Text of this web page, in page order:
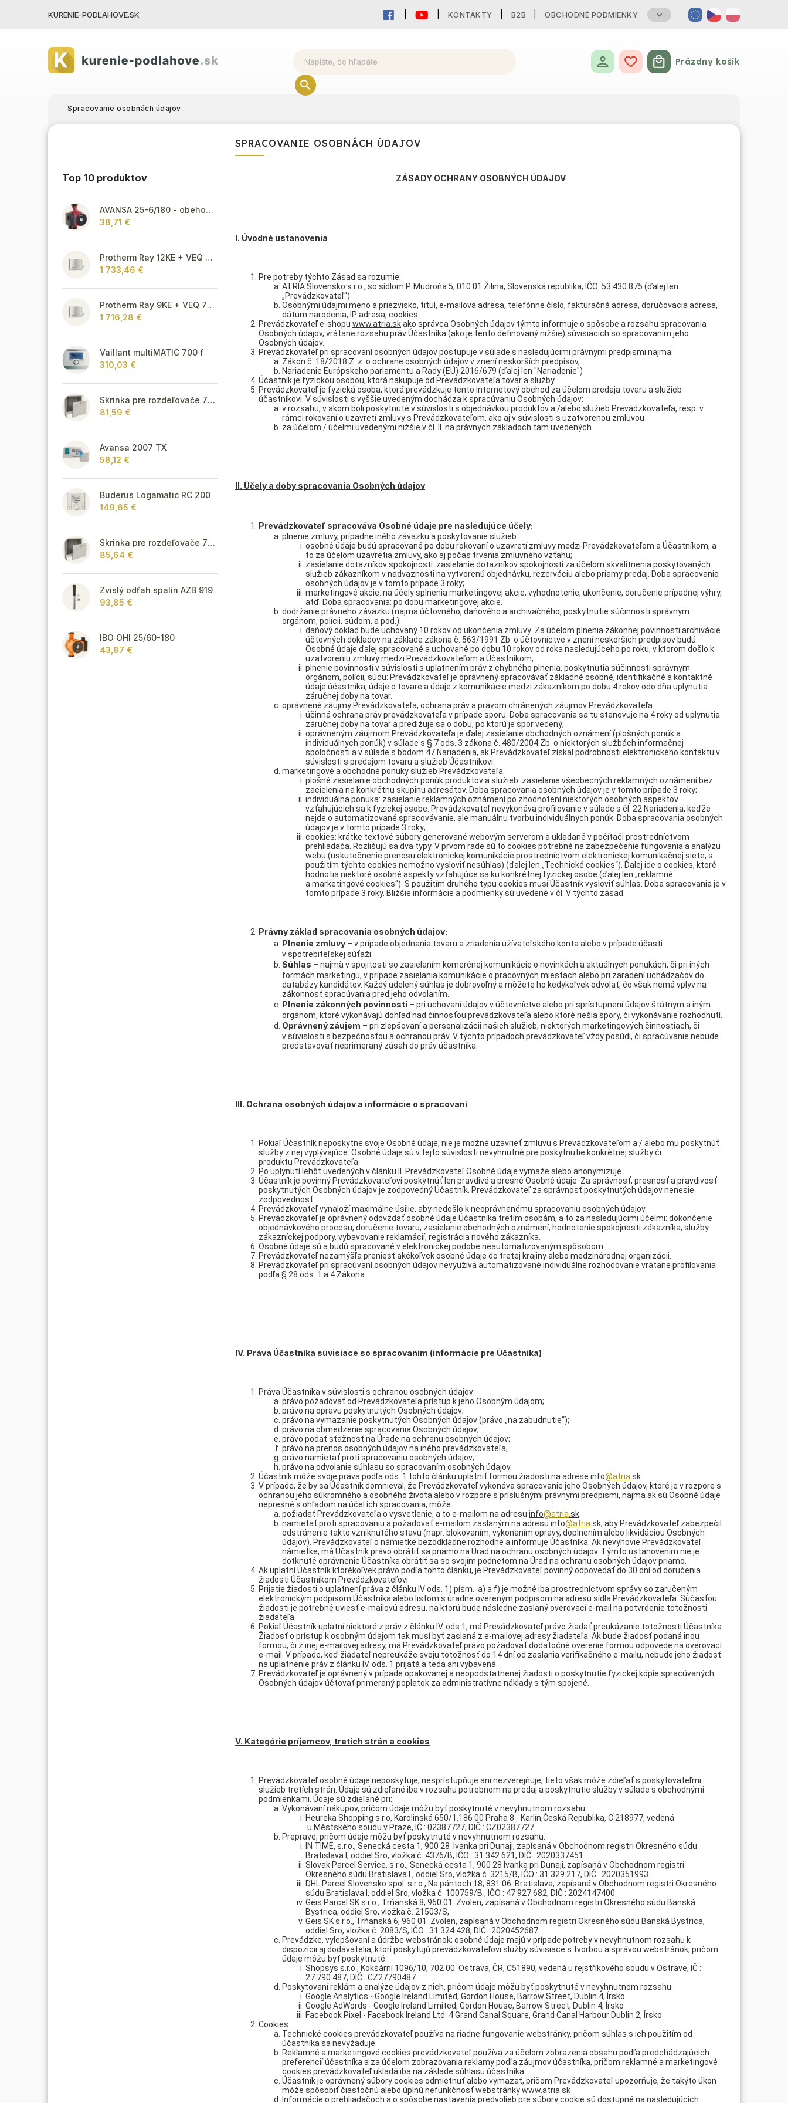
KURENIE-PODLAHOVE.SK KONTAKTY B2B OBCHODNÉ PODMIENKY
Nákupný košík
Prázdny košík
Spracovanie osobnách údajov
Top 10 produktov
AVANSA 25-6/180 - obehové čerpadlo, pripojovací závit 6/4"
38,71 €
Protherm Ray 12KE + VEQ 75 + Thermolink P
1 733,46 €
Protherm Ray 9KE + VEQ 75 + Thermolink P
1 716,28 €
Vaillant multiMATIC 700 f
310,03 €
Skrinka pre rozdeľovače 715 mm - podomietková
81,59 €
Avansa 2007 TX
58,12 €
Buderus Logamatic RC 200
149,65 €
Skrinka pre rozdeľovače 795 mm - podomietková
85,64 €
Zvislý odťah spalín AZB 919
93,85 €
IBO OHI 25/60-180
43,87 €
SPRACOVANIE OSOBNÁCH ÚDAJOV
ZÁSADY OCHRANY OSOBNÝCH ÚDAJOV
I. Úvodné ustanovenia
Pre potreby týchto Zásad sa rozumie:
ATRIA Slovensko s.r.o., so sídlom P. Mudroňa 5, 010 01 Žilina, Slovenská republika, IČO: 53 430 875 (ďalej len
„Prevádzkovateľ“)
Osobnými údajmi meno a priezvisko, titul, e-mailová adresa, telefónne číslo, fakturačná adresa, doručovacia adresa,
dátum narodenia, IP adresa, cookies.
Prevádzkovateľ e-shopu www.atria.skako správca Osobných údajov týmto informuje o spôsobe a rozsahu spracovania
Osobných údajov, vrátane rozsahu práv Účastníka (ako je tento definovaný nižšie) súvisiacich so spracovaním jeho
Osobných údajov.
Prevádzkovateľ pri spracovaní osobných údajov postupuje v súlade s nasledujúcimi právnymi predpismi najmä:
Zákon č. 18/2018 Z. z. o ochrane osobných údajov v znení neskorších predpisov,
Nariadenie Európskeho parlamentu a Rady (EÚ) 2016/679 (ďalej len "Nariadenie")
Účastník je fyzickou osobou, ktorá nakupuje od Prevádzkovateľa tovar a služby.
Prevádzkovateľ je fyzická osoba, ktorá prevádzkuje tento internetový obchod za účelom predaja tovaru a služieb
účastníkovi. V súvislosti s vyššie uvedeným dochádza k spracúvaniu Osobných údajov:
v rozsahu, v akom boli poskytnuté v súvislosti s objednávkou produktov a /alebo služieb Prevádzkovateľa, resp. v
rámci rokovaní o uzavretí zmluvy s Prevádzkovateľom, ako aj v súvislosti s uzatvorenou zmluvou
za účelom / účelmi uvedenými nižšie v čl. II. na právnych základoch tam uvedených
II. Účely a doby spracovania Osobných údajov
Prevádzkovateľ spracováva Osobné údaje pre nasledujúce účely:
plnenie zmluvy, prípadne iného záväzku a poskytovanie služieb:
osobné údaje budú spracované po dobu rokovaní o uzavretí zmluvy medzi Prevádzkovateľom a Účastníkom, a
to za účelom uzavretia zmluvy, ako aj počas trvania zmluvného vzťahu;
zasielanie dotazníkov spokojnosti: zasielanie dotazníkov spokojnosti za účelom skvalitnenia poskytovaných
služieb zákazníkom v nadväznosti na vytvorenú objednávku, rezerváciu alebo priamy predaj. Doba spracovania
osobných údajov je v tomto prípade 3 roky;
marketingové akcie: na účely splnenia marketingovej akcie, vyhodnotenie, ukončenie, doručenie prípadnej výhry,
atď. Doba spracovania: po dobu marketingovej akcie.
dodržanie právneho záväzku (najmä účtovného, daňového a archivačného, poskytnutie súčinnosti správnym
orgánom, polícii, súdom, a pod.):
daňový doklad bude uchovaný 10 rokov od ukončenia zmluvy: Za účelom plnenia zákonnej povinnosti archivácie
účtovných dokladov na základe zákona č. 563/1991 Zb. o účtovníctve v znení neskorších predpisov budú
Osobné údaje ďalej spracované a uchované po dobu 10 rokov od roka nasledujúceho po roku, v ktorom došlo k
uzatvoreniu zmluvy medzi Prevádzkovateľom a Účastníkom;
plnenie povinností v súvislosti s uplatnením práv z chybného plnenia, poskytnutia súčinnosti správnym
orgánom, polícii, súdu: Prevádzkovateľ je oprávnený spracovávať základné osobné, identifikačné a kontaktné
údaje účastníka, údaje o tovare a údaje z komunikácie medzi zákazníkom po dobu 4 rokov odo dňa uplynutia
záručnej doby na tovar.
oprávnené záujmy Prevádzkovateľa, ochrana práv a právom chránených záujmov Prevádzkovateľa:
účinná ochrana práv prevádzkovateľa v prípade sporu. Doba spracovania sa tu stanovuje na 4 roky od uplynutia
záručnej doby na tovar a predlžuje sa o dobu, po ktorú je spor vedený;
oprávneným záujmom Prevádzkovateľa je ďalej zasielanie obchodných oznámení (plošných ponúk a
individuálnych ponúk) v súlade s § 7 ods. 3 zákona č. 480/2004 Zb. o niektorých službách informačnej
spoločnosti a v súlade s bodom 47 Nariadenia, ak Prevádzkovateľ získal podrobnosti elektronického kontaktu v
súvislosti s predajom tovaru a služieb Účastníkovi.
marketingové a obchodné ponuky služieb Prevádzkovateľa:
plošné zasielanie obchodných ponúk produktov a služieb: zasielanie všeobecných reklamných oznámení bez
zacielenia na konkrétnu skupinu adresátov. Doba spracovania osobných údajov je v tomto prípade 3 roky;
individuálna ponuka: zasielanie reklamných oznámení po zhodnotení niektorých osobných aspektov
vzťahujúcich sa k fyzickej osobe. Prevádzkovateľ nevykonáva profilovanie v súlade s čl. 22 Nariadenia, keďže
nejde o automatizované spracovávanie, ale manuálnu tvorbu individuálnych ponúk. Doba spracovania osobných
údajov je v tomto prípade 3 roky;
cookies: krátke textové súbory generované webovým serverom a ukladané v počítači prostredníctvom
prehliadača. Rozlišujú sa dva typy. V prvom rade sú to cookies potrebné na zabezpečenie fungovania a analýzu
webu (uskutočnenie prenosu elektronickej komunikácie prostredníctvom elektronickej komunikačnej siete, s
použitím týchto cookies nemožno vysloviť nesúhlas) (ďalej len „Technické cookies“). Ďalej ide o cookies, ktoré
hodnotia niektoré osobné aspekty vzťahujúce sa ku konkrétnej fyzickej osobe (ďalej len „reklamné
a marketingové cookies“). S použitím druhého typu cookies musí Účastník vysloviť súhlas. Doba spracovania je v
tomto prípade 3 roky. Bližšie informácie a podmienky sú uvedené v čl. V týchto zásad.
Právny základ spracovania osobných údajov:
Plnenie zmluvy – v prípade objednania tovaru a zriadenia užívateľského konta alebo v prípade účasti
v spotrebiteľskej súťaži.
Súhlas – najmä v spojitosti so zasielaním komerčnej komunikácie o novinkách a aktuálnych ponukách, či pri iných
formách marketingu, v prípade zasielania komunikácie o pracovných miestach alebo pri zaradení uchádzačov do
databázy kandidátov. Každý udelený súhlas je dobrovoľný a môžete ho kedykoľvek odvolať, čo však nemá vplyv na
zákonnosť spracúvania pred jeho odvolaním.
Plnenie zákonných povinností – pri uchovaní údajov v účtovníctve alebo pri sprístupnení údajov štátnym a iným
orgánom, ktoré vykonávajú dohľad nad činnosťou prevádzkovateľa alebo ktoré riešia spory, či vykonávanie rozhodnutí.
Oprávnený záujem – pri zlepšovaní a personalizácii našich služieb, niektorých marketingových činnostiach, či
v súvislosti s bezpečnosťou a ochranou práv. V týchto prípadoch prevádzkovateľ vždy posúdi, či spracúvanie nebude
predstavovať neprimeraný zásah do práv účastníka.
III. Ochrana osobných údajov a informácie o spracovaní
Pokiaľ Účastník neposkytne svoje Osobné údaje, nie je možné uzavrieť zmluvu s Prevádzkovateľom a / alebo mu poskytnúť
služby z nej vyplývajúce. Osobné údaje sú v tejto súvislosti nevyhnutné pre poskytnutie konkrétnej služby či
produktu Prevádzkovateľa.
Po uplynutí lehôt uvedených v článku II. Prevádzkovateľ Osobné údaje vymaže alebo anonymizuje.
Účastník je povinný Prevádzkovateľovi poskytnúť len pravdivé a presné Osobné údaje. Za správnosť, presnosť a pravdivosť
poskytnutých Osobných údajov je zodpovedný Účastník. Prevádzkovateľ za správnosť poskytnutých údajov nenesie
zodpovednosť.
Prevádzkovateľ vynaloží maximálne úsilie, aby nedošlo k neoprávnenému spracovaniu osobných údajov.
Prevádzkovateľ je oprávnený odovzdať osobné údaje Účastníka tretím osobám, a to za nasledujúcimi účelmi: dokončenie
objednávkového procesu, doručenie tovaru, zasielanie obchodných oznámení, hodnotenie spokojnosti zákazníka, služby
zákazníckej podpory, vybavovanie reklamácií, registrácia nového zákazníka.
Osobné údaje sú a budú spracované v elektronickej podobe neautomatizovaným spôsobom.
Prevádzkovateľ nezamýšľa preniesť akékoľvek osobné údaje do tretej krajiny alebo medzinárodnej organizácii.
Prevádzkovateľ pri spracúvaní osobných údajov nevyužíva automatizované individuálne rozhodovanie vrátane profilovania
podľa § 28 ods. 1 a 4 Zákona.
IV. Práva Účastníka súvisiace so spracovaním (informácie pre Účastníka)
Práva Účastníka v súvislosti s ochranou osobných údajov:
právo požadovať od Prevádzkovateľa prístup k jeho Osobným údajom;
právo na opravu poskytnutých Osobných údajov;
právo na vymazanie poskytnutých Osobných údajov (právo „na zabudnutie“);
právo na obmedzenie spracovania Osobných údajov;
právo podať sťažnosť na Úrade na ochranu osobných údajov;
právo na prenos osobných údajov na iného prevádzkovateľa;
právo namietať proti spracovaniu osobných údajov;
právo na odvolanie súhlasu so spracovaním osobných údajov.
Účastník môže svoje práva podľa ods. 1 tohto článku uplatniť formou žiadosti na adrese info@atria .sk
V prípade, že by sa Účastník domnieval, že Prevádzkovateľ vykonáva spracovanie jeho Osobných údajov, ktoré je v rozpore s
ochranou jeho súkromného a osobného života alebo v rozpore s príslušnými právnymi predpismi, najmä ak sú Osobné údaje
nepresné s ohľadom na účel ich spracovania, môže:
požiadať Prevádzkovateľa o vysvetlenie, a to e-mailom na adresu info@atria .sk
namietať proti spracovaniu a požadovať e-mailom zaslaným na adresu info@atria .sk, aby Prevádzkovateľ zabezpečil
odstránenie takto vzniknutého stavu (napr. blokovaním, vykonaním opravy, doplnením alebo likvidáciou Osobných
údajov). Prevádzkovateľ o námietke bezodkladne rozhodne a informuje Účastníka. Ak nevyhovie Prevádzkovateľ
námietke, má Účastník právo obrátiť sa priamo na Úrad na ochranu osobných údajov. Týmto ustanovením nie je
dotknuté oprávnenie Účastníka obrátiť sa so svojím podnetom na Úrad na ochranu osobných údajov priamo.
Ak uplatní Účastník ktorékoľvek právo podľa tohto článku, je Prevádzkovateľ povinný odpovedať do 30 dní od doručenia
žiadosti Účastníkom Prevádzkovateľovi.
Prijatie žiadosti o uplatnení práva z článku IV ods. 1) písm. a) a f) je možné iba prostredníctvom správy so zaručeným
elektronickým podpisom Účastníka alebo listom s úradne overeným podpisom na adresu sídla Prevádzkovateľa. Súčasťou
žiadosti je potrebné uviesť e-mailovú adresu, na ktorú bude následne zaslaný overovací e-mail na potvrdenie totožnosti
žiadateľa.
Pokiaľ Účastník uplatní niektoré z práv z článku IV. ods.1, má Prevádzkovateľ právo žiadať preukázanie totožnosti Účastníka.
Žiadosť o prístup k osobným údajom tak musí byť zaslaná z e-mailovej adresy žiadateľa. Ak bude žiadosť podaná inou
formou, či z inej e-mailovej adresy, má Prevádzkovateľ právo požadovať dodatočné overenie formou odpovede na overovací
e-mail. V prípade, keď žiadateľ nepreukáže svoju totožnosť do 14 dní od zaslania verifikačného e-mailu, nebude jeho žiadosť
na uplatnenie práv z článku IV. ods. 1 prijatá a teda ani vybavená.
Prevádzkovateľ je oprávnený v prípade opakovanej a neopodstatnenej žiadosti o poskytnutie fyzickej kópie spracúvaných
Osobných údajov účtovať primeraný poplatok za administratívne náklady s tým spojené.
V. Kategórie príjemcov, tretích strán a cookies
Prevádzkovateľ osobné údaje neposkytuje, nesprístupňuje ani nezverejňuje, tieto však môže zdieľať s poskytovateľmi
služieb tretích strán. Údaje sú zdieľané iba v rozsahu potrebnom na predaj a poskytnutie služby v súlade s obchodnými
podmienkami. Údaje sú zdieľané pri:
Vykonávaní nákupov, pričom údaje môžu byť poskytnuté v nevyhnutnom rozsahu:
Heureka Shopping s.r.o, Karolinská 650/1,186 00 Praha 8 - Karlín,Česká Republika, C 218977, vedená
u Městského soudu v Praze, IČ : 02387727, DIČ : CZ02387727
Preprave, pričom údaje môžu byť poskytnuté v nevyhnutnom rozsahu:
IN TIME, s.r.o., Senecká cesta 1, 900 28 Ivanka pri Dunaji, zapísaná v Obchodnom registri Okresného súdu
Bratislava I, oddiel Sro, vložka č. 4376/B, IČO : 31 342 621, DIČ : 2020337451
Slovak Parcel Service, s.r.o., Senecká cesta 1, 900 28 Ivanka pri Dunaji, zapísaná v Obchodnom registri
Okresného súdu Bratislava I., oddiel Sro, vložka č. 3215/B, IČO : 31 329 217, DIČ : 2020351993
DHL Parcel Slovensko spol. s r.o., Na pántoch 18, 831 06 Bratislava, zapísaná v Obchodnom registri Okresného
súdu Bratislava I, oddiel Sro, vložka č. 100759/B , IČO : 47 927 682, DIČ : 2024147400
Geis Parcel SK s.r.o., Trňanská 8, 960 01 Zvolen, zapísaná v Obchodnom registri Okresného súdu Banská
Bystrica, oddiel Sro, vložka č. 21503/S,
Geis SK s.r.o., Trňanská 6, 960 01 Zvolen, zapísaná v Obchodnom registri Okresného súdu Banská Bystrica,
oddiel Sro, vložka č. 2083/S, IČO : 31 324 428, DIČ : 2020452687
Prevádzke, vylepšovaní a údržbe webstránok; osobné údaje majú v prípade potreby v nevyhnutnom rozsahu k
dispozícii aj dodávatelia, ktorí poskytujú prevádzkovateľovi služby súvisiace s tvorbou a správou webstránok, pričom
údaje môžu byť poskytnuté:
Shopsys s.r.o., Koksární 1096/10, 702 00 Ostrava, ČR, C51890, vedená u rejstříkového soudu v Ostrave, IČ :
27 790 487, DIČ : CZ27790487
Poskytovaní reklám a analýze údajov z nich, pričom údaje môžu byť poskytnuté v nevyhnutnom rozsahu:
Google Analytics - Google Ireland Limited, Gordon House, Barrow Street, Dublin 4, Írsko
Google AdWords - Google Ireland Limited, Gordon House, Barrow Street, Dublin 4, Írsko
Facebook Pixel - Facebook Ireland Ltd. 4 Grand Canal Square, Grand Canal Harbour Dublin 2, Írsko
Cookies
Technické cookies prevádzkovateľ používa na riadne fungovanie webstránky, pričom súhlas s ich použitím od
účastníka sa nevyžaduje.
Reklamné a marketingové cookies prevádzkovateľ používa za účelom zobrazenia obsahu podľa predchádzajúcich
preferencií účastníka a za účelom zobrazovania reklamy podľa záujmov účastníka, pričom reklamné a marketingové
cookies prevádzkovateľ ukladá iba na základe súhlasu účastníka.
Účastník je oprávnený súbory cookies odmietnuť alebo vymazať, pričom Prevádzkovateľ upozorňuje, že takýto úkon
môže spôsobiť čiastočnú alebo úplnú nefunkčnosť webstránkywww.atria.sk
Informácie o prehliadačoch a o spôsobe nastavenia predvolieb pre súbory cookie sú dostupné na nasledujúcich